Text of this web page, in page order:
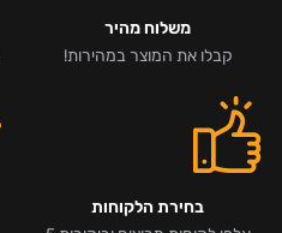
משלוח מהיר
קבלו את המוצר במהירות!
בחירת הלקוחות